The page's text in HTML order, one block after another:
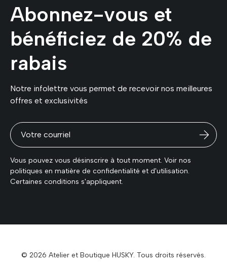
Abonnez-vous et
bénéficiez de 20% de
rabais
Notre infolettre vous permet de recevoir nos meilleures
offres et exclusivités
Vous pouvez vous désinscrire à tout moment. Voir nos
politiques en matière de confidentialité et d'utilisation.
Certaines conditions s'appliquent.
© 2026 Atelier et Boutique HUSKY. Tous droits réservés.